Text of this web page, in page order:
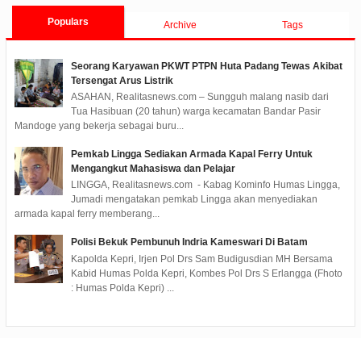
Populars Archive Tags
Seorang Karyawan PKWT PTPN Huta Padang Tewas Akibat
Tersengat Arus Listrik
ASAHAN, Realitasnews.com – Sungguh malang nasib dari
Tua Hasibuan (20 tahun) warga kecamatan Bandar Pasir
Mandoge yang bekerja sebagai buru...
Pemkab Lingga Sediakan Armada Kapal Ferry Untuk
Mengangkut Mahasiswa dan Pelajar
LINGGA, Realitasnews.com - Kabag Kominfo Humas Lingga,
Jumadi mengatakan pemkab Lingga akan menyediakan
armada kapal ferry memberang...
Polisi Bekuk Pembunuh Indria Kameswari Di Batam
Kapolda Kepri, Irjen Pol Drs Sam Budigusdian MH Bersama
Kabid Humas Polda Kepri, Kombes Pol Drs S Erlangga (Fhoto
: Humas Polda Kepri) ...